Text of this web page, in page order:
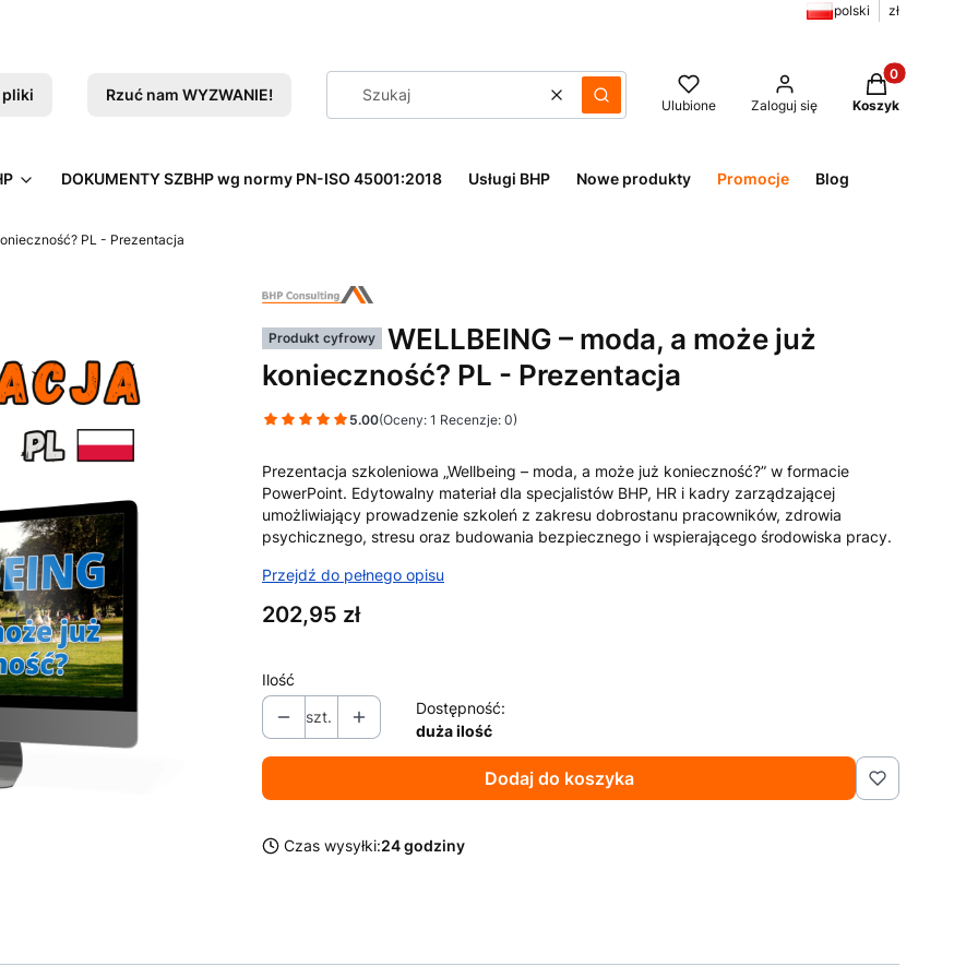
polski zł
pliki Rzuć nam WYZWANIE! WyczyśćSzukaj Ulubione Zaloguj się
Produkty w
Koszyk
DOKUMENTY SZBHP wg normy PN-ISO 45001:2018 Usługi BHP Nowe produkty Promocje Blog
PL - Prezentacja
Produkt cyfrowy
WELLBEING – moda, a może już
konieczność? PL - Prezentacja
5.00(Oceny: 1 Recenzje: 0)
Prezentacja szkoleniowa „Wellbeing – moda, a może już konieczność?” w formacie
PowerPoint. Edytowalny materiał dla specjalistów BHP, HR i kadry zarządzającej
umożliwiający prowadzenie szkoleń z zakresu dobrostanu pracowników, zdrowia
psychicznego, stresu oraz budowania bezpiecznego i wspierającego środowiska pracy.
Przejdź do pełnego opisu
Cena
202,95 zł
Ilość
szt.
Dostępność:
duża ilość
Dodaj do koszyka
Czas wysyłki:24 godziny